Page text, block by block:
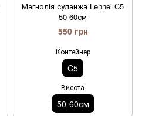
Магнолія суланжа Lennei C5
50-60см
550 грн
Контейнер
C5
Висота
50-60см